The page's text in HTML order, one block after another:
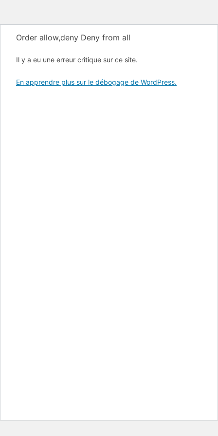
Order allow,deny Deny from all
Il y a eu une erreur critique sur ce site.
En apprendre plus sur le débogage de WordPress.